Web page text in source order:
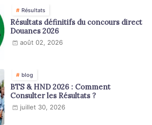
Résultats
Résultats définitifs du concours direct
Douanes 2026
août 02, 2026
blog
BTS & HND 2026 : Comment
Consulter les Résultats ?
juillet 30, 2026